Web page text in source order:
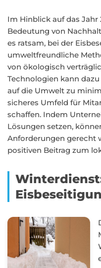
Im Hinblick auf das
Bedeutung von
es ratsam, bei der
umweltfreundliche
von ökologisch
Technologien kann
auf die Umwelt zu
sicheres Umfeld für
schaffen. Indem
Lösungen setzen,
Anforderungen gerecht
positiven Beitrag zum